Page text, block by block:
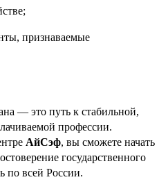
признаваемые
— это путь к стабильной,
профессии.
АйСэф, вы сможете начать
государственного
по всей России.